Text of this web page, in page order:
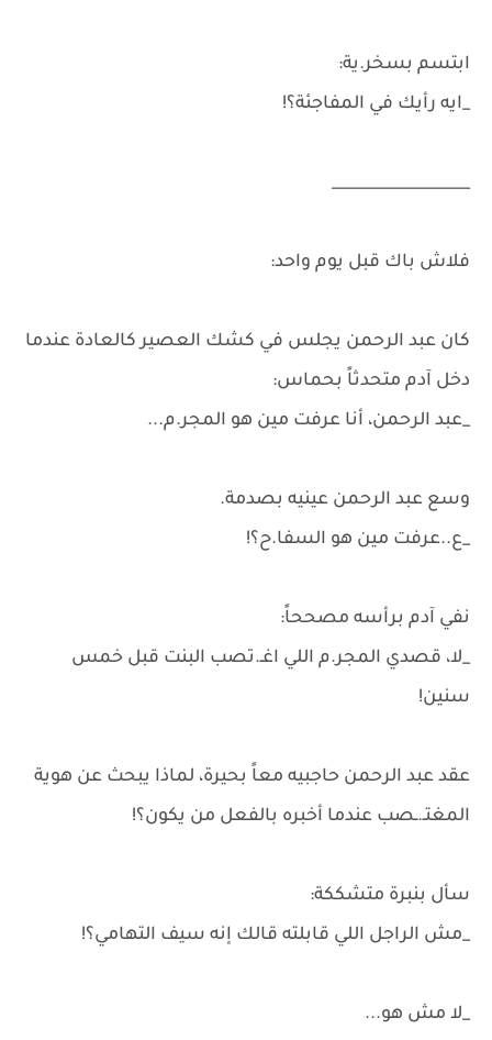
ابتسم بسخر.ية:
_ايه رأيك في المفاجئة؟!
__________________
فلاش باك قبل يوم واحد:
كان عبد الرحمن يجلس في كشك العصير كالعادة عندما
دخل آدم متحدثاً بحماس:
_عبد الرحمن، أنا عرفت مين هو المجر.م...
وسع عبد الرحمن عينيه بصدمة.
_ع..عرفت مين هو السفا.ح؟!
نفي آدم برأسه مصححاً:
_لا، قصدي المجر.م اللي اغـ.تصب البنت قبل خمس
سنين!
عقد عبد الرحمن حاجبيه معاً بحيرة، لماذا يبحث عن هوية
المغتـ.ـصب عندما أخبره بالفعل من يكون؟!
سأل بنبرة متشككة:
_مش الراجل اللي قابلته قالك إنه سيف التهامي؟!
_لا مش هو...